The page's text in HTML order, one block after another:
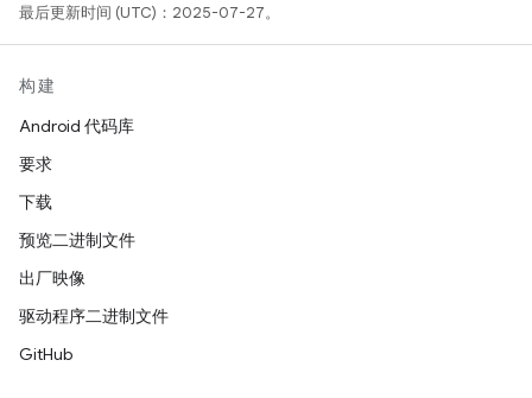
最后更新时间 (UTC)：2025-07-27。
构建
Android 代码库
要求
下载
预览二进制文件
出厂映像
驱动程序二进制文件
GitHub